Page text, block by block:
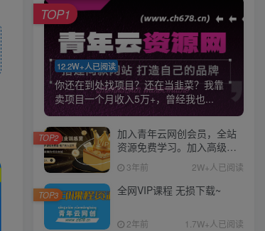
12.2W+人已阅读
你还在到处找项目？还在当韭菜？我靠
卖项目一个月收入5万+，曾经我也...
TOP1
加入青年云网创会员，全站
资源免费学习。加入高级合
伙人，推广日入1000+
3年前 2W+人已阅读
TOP2
全网VIP课程 无损下载~
2年前 1.7W+人已阅读
TOP3